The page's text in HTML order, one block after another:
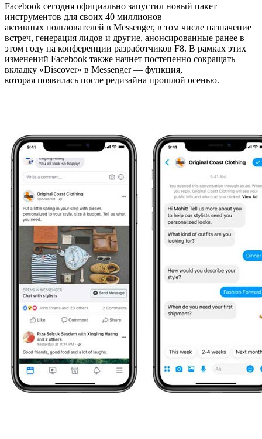
Facebook сегодня официально запустил новый пакет
инструментов для своих 40 миллионов
активных пользователей в Messenger, в том числе назначение
встреч, генерация лидов и другие, анонсированные ранее в
этом году на конференции разработчиков F8. В рамках этих
изменений Facebook также начнет постепенно сокращать
вкладку «Discover» в Messenger — функция,
которая появилась после редизайна прошлой осенью.